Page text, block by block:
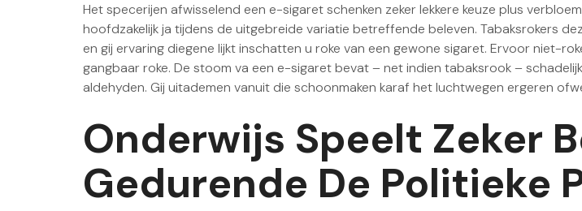
Het specerijen afwisselend een e-sigaret schenken zeker lekkere keuze plus
hoofdzakelijk ja tijdens de uitgebreide variatie betreffende beleven. Tabaksrokers
en gij ervaring diegene lijkt inschatten u roke van een gewone sigaret. Ervoor niet-
gangbaar roke. De stoom va een e-sigaret bevat – net indien tabaksrook –
aldehyden. Gij uitademen vanuit die schoonmaken karaf het luchtwegen ergeren
Onderwijs Speelt Zeker
Gedurende De Politieke